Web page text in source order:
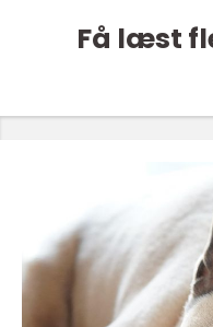
Få læst